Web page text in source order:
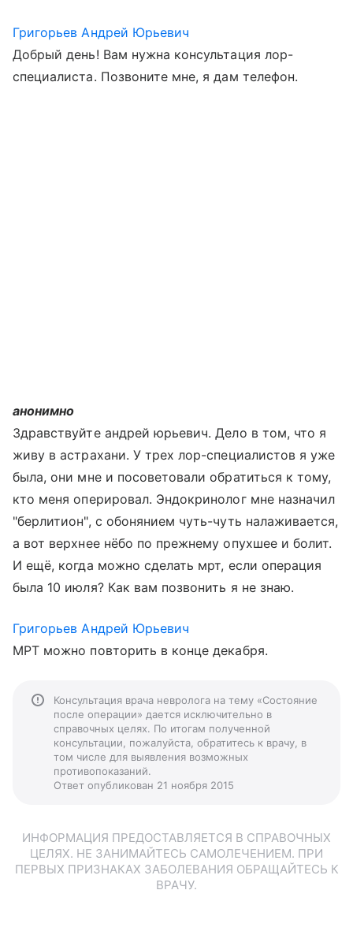
Григорьев Андрей Юрьевич
Добрый день! Вам нужна консультация лор-
специалиста. Позвоните мне, я дам телефон.
анонимно
Здравствуйте андрей юрьевич. Дело в том, что я
живу в астрахани. У трех лор-специалистов я уже
была, они мне и посоветовали обратиться к тому,
кто меня оперировал. Эндокринолог мне назначил
"берлитион", с обонянием чуть-чуть налаживается,
а вот верхнее нёбо по прежнему опухшее и болит.
И ещё, когда можно сделать мрт, если операция
была 10 июля? Как вам позвонить я не знаю.
Григорьев Андрей Юрьевич
МРТ можно повторить в конце декабря.
Консультация врача невролога на тему «Состояние
после операции» дается исключительно в
справочных целях. По итогам полученной
консультации, пожалуйста, обратитесь к врачу, в
том числе для выявления возможных
противопоказаний.
Ответ опубликован 21 ноября 2015
ИНФОРМАЦИЯ ПРЕДОСТАВЛЯЕТСЯ В СПРАВОЧНЫХ
ЦЕЛЯХ. НЕ ЗАНИМАЙТЕСЬ САМОЛЕЧЕНИЕМ. ПРИ
ПЕРВЫХ ПРИЗНАКАХ ЗАБОЛЕВАНИЯ ОБРАЩАЙТЕСЬ К
ВРАЧУ.